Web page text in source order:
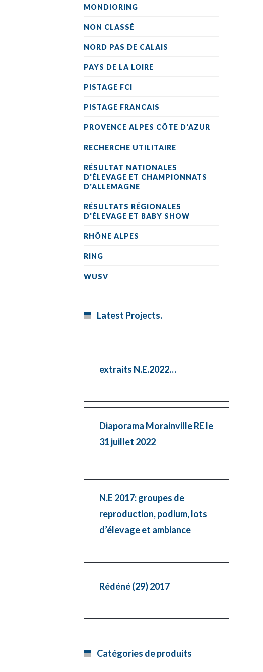
MONDIORING
NON CLASSÉ
NORD PAS DE CALAIS
PAYS DE LA LOIRE
PISTAGE FCI
PISTAGE FRANCAIS
PROVENCE ALPES CÔTE D'AZUR
RECHERCHE UTILITAIRE
RÉSULTAT NATIONALES
D'ÉLEVAGE ET CHAMPIONNATS
D'ALLEMAGNE
RÉSULTATS RÉGIONALES
D'ÉLEVAGE ET BABY SHOW
RHÔNE ALPES
RING
WUSV
Latest Projects.
extraits N.E.2022…
Diaporama Morainville RE le
31 juillet 2022
N.E 2017: groupes de
reproduction, podium, lots
d’élevage et ambiance
Rédéné (29) 2017
Catégories de produits